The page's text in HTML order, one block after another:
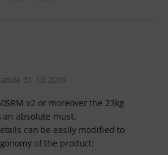
31.10.2009
v2 or moreover the 23kg
an absolute must.
can be easily modified to
of the product: